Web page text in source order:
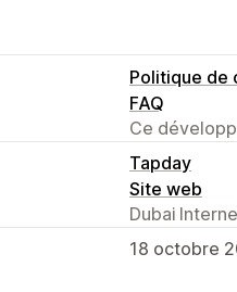
Politique de
FAQ
Ce
Tapday
Site web
Dubai
18 octobre